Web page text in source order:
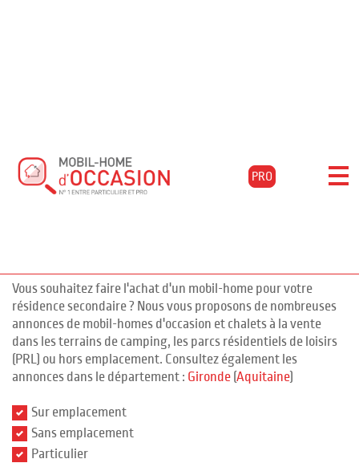
PRO
Mobil-homes d'occasion à LE VERDON
SUR MER, Gironde
Vous souhaitez faire l'achat d'un mobil-home pour votre
résidence secondaire ? Nous vous proposons de nombreuses
annonces de mobil-homes d'occasion et chalets à la vente
dans les terrains de camping, les parcs résidentiels de loisirs
(PRL) ou hors emplacement. Consultez également les
annonces dans le département : Gironde (Aquitaine)
Sur emplacement
Sans emplacement
Particulier